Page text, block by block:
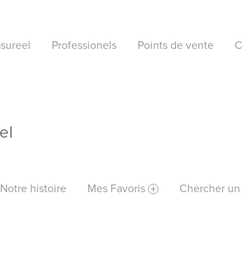
Professionels Points de vente
Notre histoire Mes Favoris Chercher